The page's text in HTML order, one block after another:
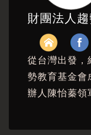
〈花橋榮記〉
〈秋思〉馬
〈滿天裡亮晶
〈遊園驚夢〉
〈冬夜〉陳柏
財團法人
從台灣出發，
勢教育基金
辦人陳怡蓁領
經驗做為後